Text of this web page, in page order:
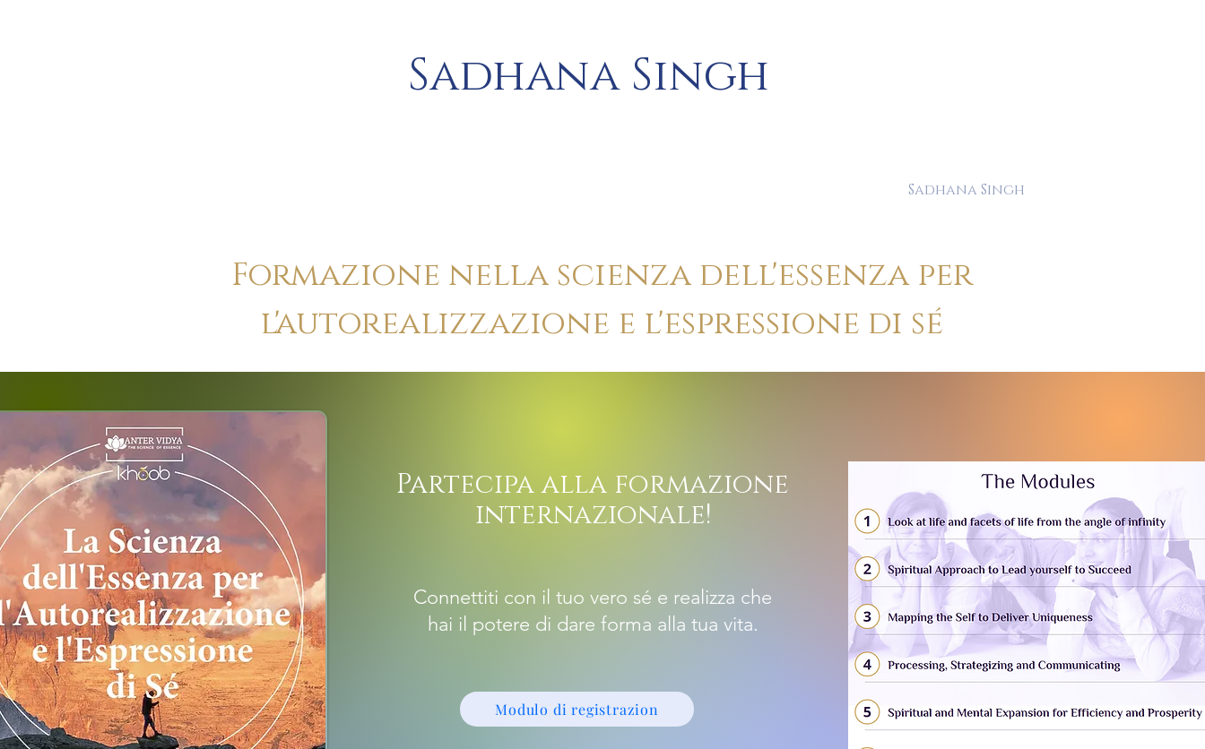
Sadhana Singh
Sadhana Singh
Formazione nella scienza dell'essenza per
l'autorealizzazione e l'espressione di sé
Partecipa alla formazione
internazionale!
Connettiti con il tuo vero sé e realizza che
hai il potere di dare forma alla tua vita.
Modulo di registrazion